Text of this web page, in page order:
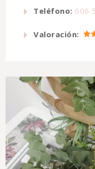
Teléfono: 606
Valoración: